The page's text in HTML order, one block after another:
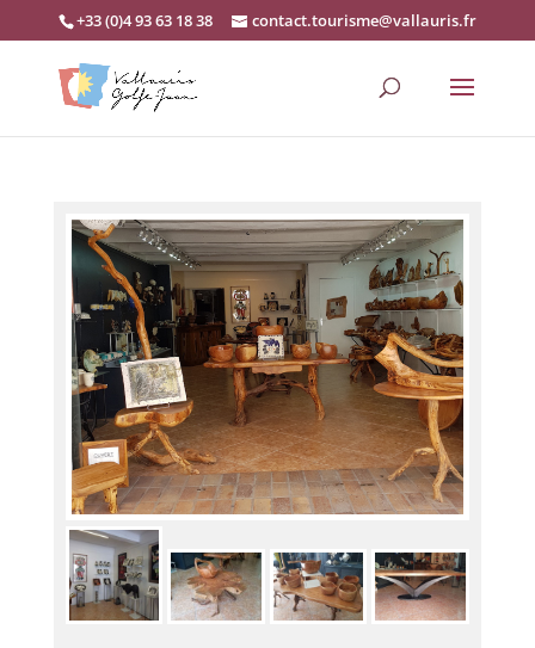
+33 (0)4 93 63 18 38 contact.tourisme@vallauris.fr